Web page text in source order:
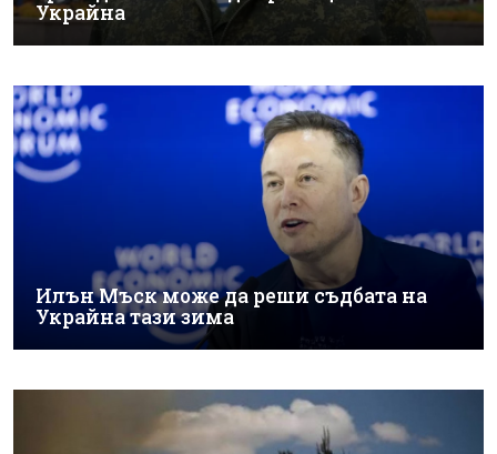
Украйна
Илън Мъск може да реши съдбата на
Украйна тази зима